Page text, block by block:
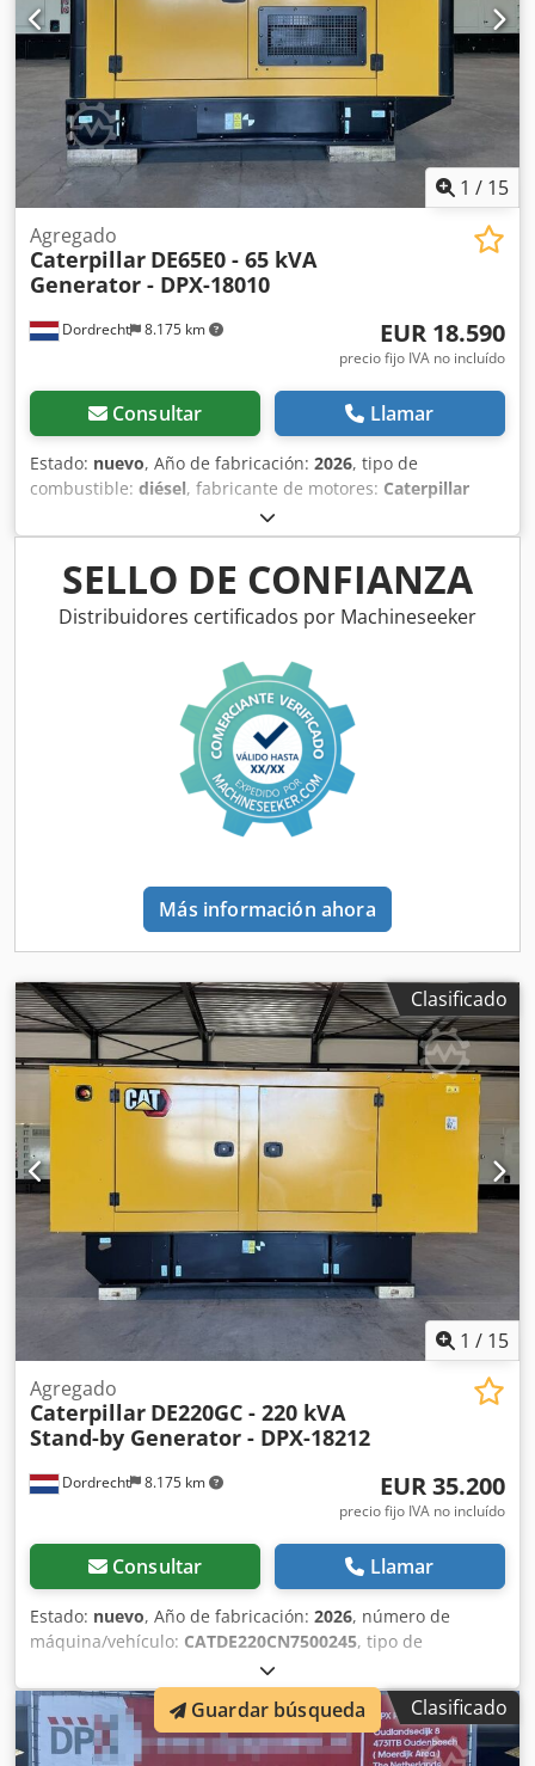
1 / 15
Dordrecht 8.175 km
Agregado
Caterpillar DE65E0 - 65 kVA
Generator - DPX-18010
EUR 18.590
precio fijo IVA no incluído
Consultar Llamar
Estado: nuevo, Año de fabricación: 2026, tipo de
combustible: diésel, fabricante de motores: Caterpillar
, Propósito de uso: Construcción Peso en vacío: 1.250
kg Potencia del generador: 65 kVA Dimensiones del
compartimento de carga: 230 x 113 x 162 cm Marcado CE:
sí Dedpfezcufljx Aqreck Capacidad del depósito de agua:
219 l País de fabricación: China Para más información,
opciones y accesorios = - Batería - Panel de control - Techo
SELLO DE CONFIANZA
Distribuidores certificados por Machineseeker
Más información ahora
Clasificado
1 / 15
Dordrecht 8.175 km
Agregado
Caterpillar DE220GC - 220 kVA
Stand-by Generator - DPX-18212
EUR 35.200
precio fijo IVA no incluído
Consultar Llamar
Estado: nuevo, Año de fabricación: 2026, número de
máquina/vehículo: CATDE220CN7500245, tipo de
, fabricante de motores:
C7.1, Uso previsto: Construcción Peso en vacío: 1.933 kg
Potencia del generador: 220 kVA Dimensiones del
compartimento de carga: 332 x 113 x 167 cm Marcado CE:
Clasificado
Guardar búsqueda